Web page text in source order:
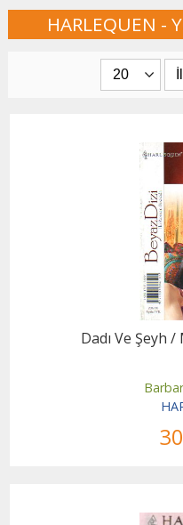
HARLEQUEN -
Dadı Ve Şeyh
30